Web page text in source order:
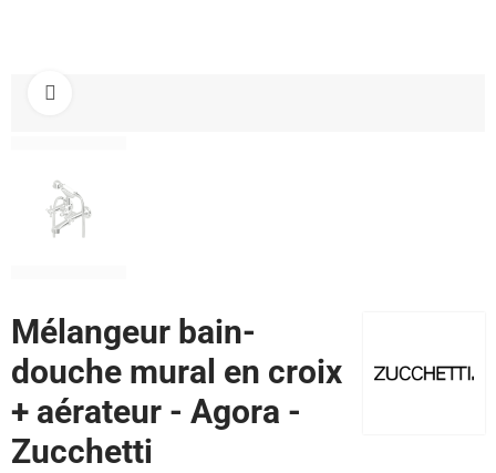
Mélangeur bain-
douche mural en croix
+ aérateur - Agora -
Zucchetti